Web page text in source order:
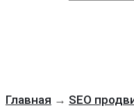
Главная → SEO